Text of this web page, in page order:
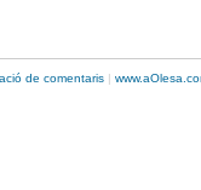
de comentaris | www.aOlesa